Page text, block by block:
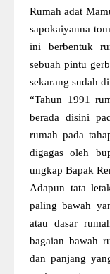
Rumah adat
sapokaiyanna
ini berbentuk
sebuah pintu
sekarang sudah
“Tahun 1991
berada disini
rumah pada
digagas oleh
ungkap Bapak
Adapun tata
paling bawah
atau dasar
bagaian bawah
dan panjang